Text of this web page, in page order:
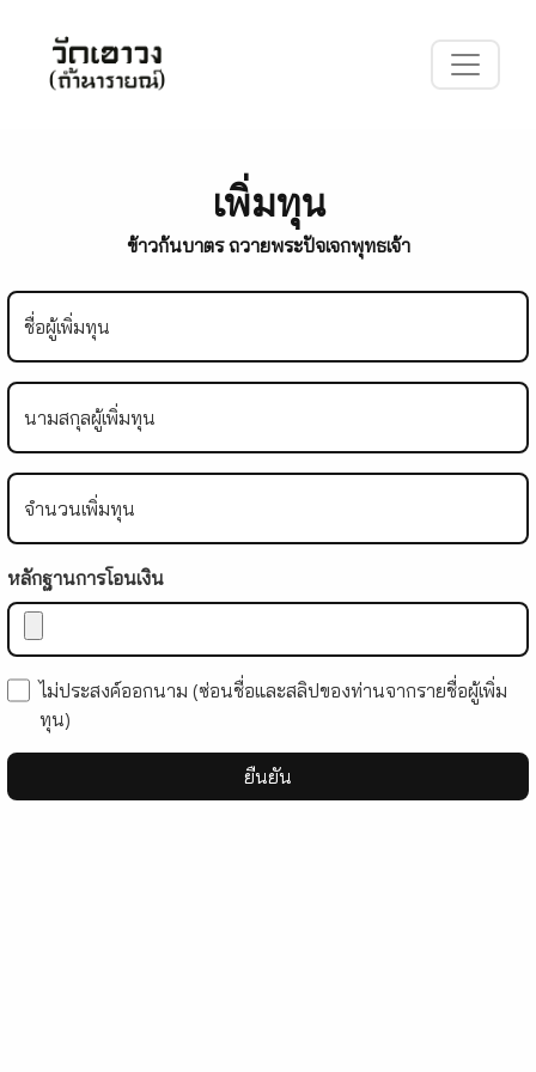
เพิ่มทุน
ข้าวก้นบาตร ถวายพระปัจเจกพุทธเจ้า
ชื่อผู้เพิ่มทุน
นามสกุลผู้เพิ่มทุน
จำนวนเพิ่มทุน
หลักฐานการโอนเงิน
ไม่ประสงค์ออกนาม (ซ่อนชื่อและสลิปของท่านจากรายชื่อผู้เพิ่ม
ทุน)
ยืนยัน